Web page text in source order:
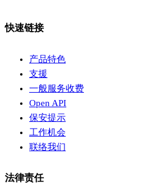
快速链接
产品特色
支援
一般服务收费
Open API
保安提示
工作机会
联络我们
法律责任